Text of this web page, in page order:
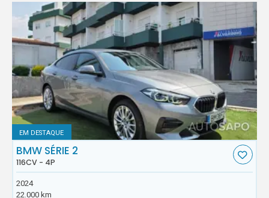
EM DESTAQUE
BMW SÉRIE 2
116CV - 4P
2024
22.000 km